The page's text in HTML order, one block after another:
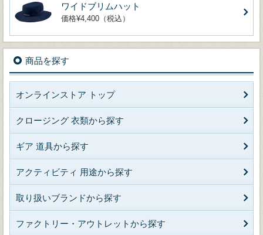
ワイドブリムハット
価格¥4,400（税込）
商品を探す
オンラインストア トップ
クロージング 衣類から探す
ギア 道具から探す
アクティビティ 用途から探す
取り扱いブランドから探す
ファクトリー・アウトレットから探す